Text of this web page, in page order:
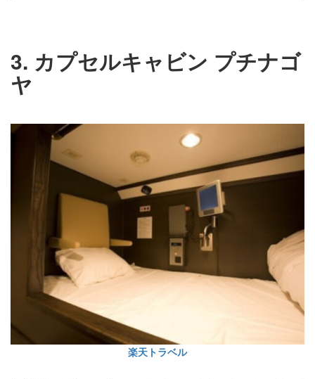
3. カプセルキャビン プチナゴ
ヤ
楽天トラベル